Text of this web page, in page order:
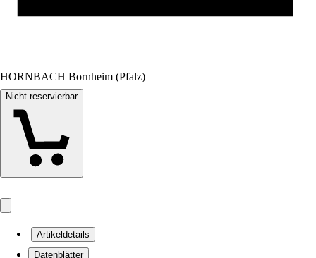
HORNBACH Bornheim (Pfalz)
Nicht reservierbar
Artikeldetails
Datenblätter